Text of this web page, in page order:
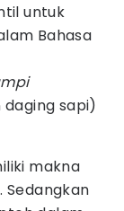
untuk
Bahasa
sapi)
makna
Sedangkan